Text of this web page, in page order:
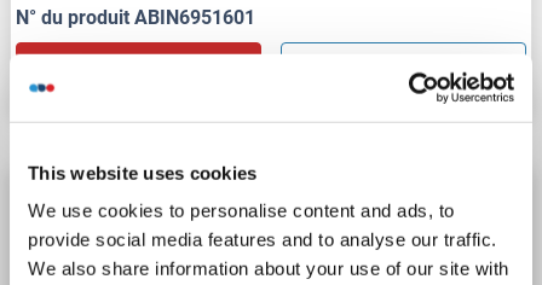
This website uses cookies
We use cookies to personalise content and ads, to
provide social media features and to analyse our traffic.
We also share information about your use of our site with
N° du produit ABIN6951601
EPH Receptor A3 Kit ELISA
EPHA3 Reactivité: Poulet Colorimetric